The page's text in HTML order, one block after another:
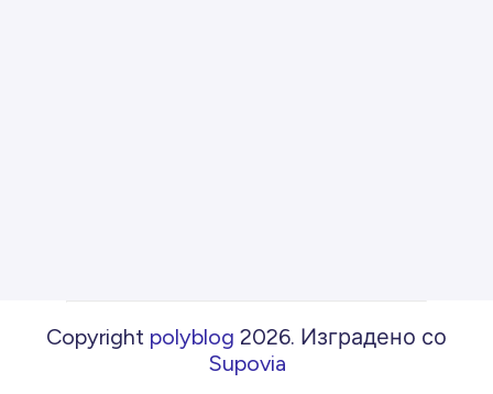
Copyright polyblog 2026. Изградено со
Supovia